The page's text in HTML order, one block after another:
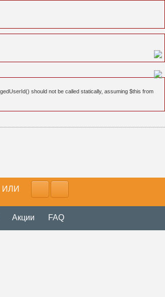
should not be called statically, assuming $this from
ИЛИ
Акции FAQ